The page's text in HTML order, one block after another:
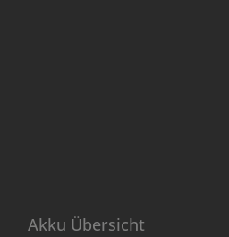
Akku Übersicht